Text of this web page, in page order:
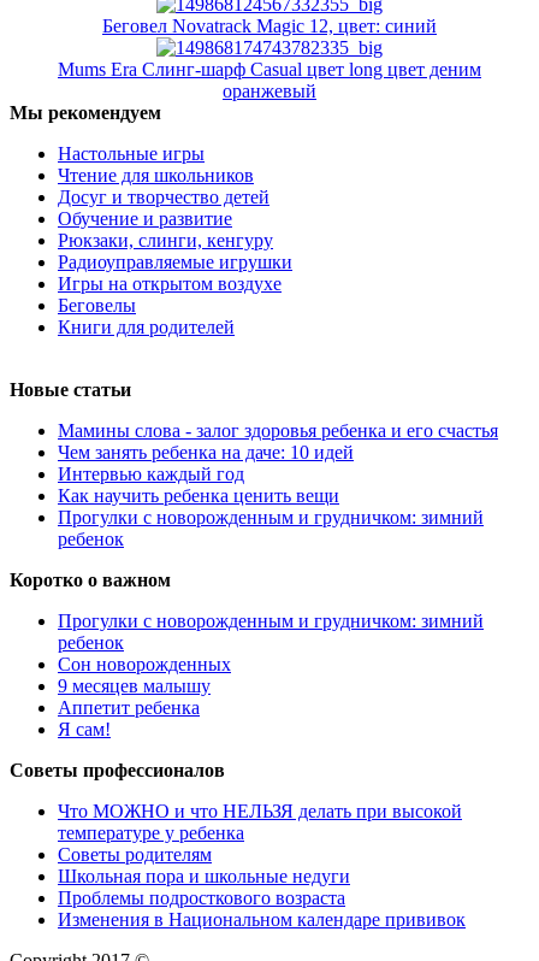
Беговел Novatrack Magic 12, цвет: синий
Mums Era Слинг-шарф Casual цвет long цвет деним
оранжевый
Мы рекомендуем
Настольные игры
Чтение для школьников
Досуг и творчество детей
Обучение и развитие
Рюкзаки, слинги, кенгуру
Радиоуправляемые игрушки
Игры на открытом воздухе
Беговелы
Книги для родителей
Новые статьи
Мамины слова - залог здоровья ребенка и его счастья
Чем занять ребенка на даче: 10 идей
Интервью каждый год
Как научить ребенка ценить вещи
Прогулки с новорожденным и грудничком: зимний
ребенок
Коротко о важном
Прогулки с новорожденным и грудничком: зимний
ребенок
Сон новорожденных
9 месяцев малышу
Аппетит ребенка
Я сам!
Советы профессионалов
Что МОЖНО и что НЕЛЬЗЯ делать при высокой
температуре у ребенка
Советы родителям
Школьная пора и школьные недуги
Проблемы подросткового возраста
Изменения в Национальном календаре прививок